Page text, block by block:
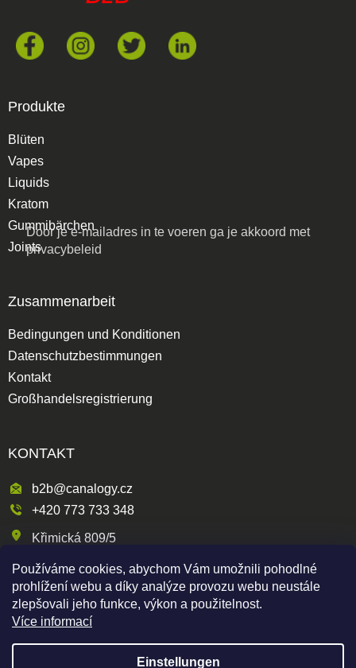
Používáme cookies, abychom Vám umožnili pohodlné
prohlížení webu a díky analýze provozu webu neustále
zlepšovali jeho funkce, výkon a použitelnost.
Více informací
Einstellungen
Door je e-mailadres in te voeren ga je akkoord met
privacybeleid
Produkte
Blüten
Vapes
Liquids
Kratom
Gummibärchen
Joints
Zusammenarbeit
Bedingungen und Konditionen
Datenschutzbestimmungen
Kontakt
Großhandelsregistrierung
KONTAKT
b2b@canalogy.cz
+420 773 733 348
Křimická 809/5
318 00 Plzeň 3-Skvrňany
Česká republika
Shoptet | mime digital